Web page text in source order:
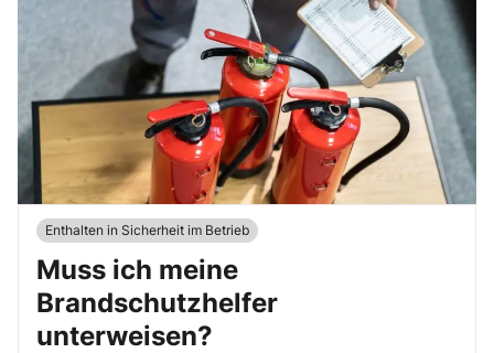
Enthalten in Sicherheit im Betrieb
Muss ich meine
Brandschutzhelfer
unterweisen?